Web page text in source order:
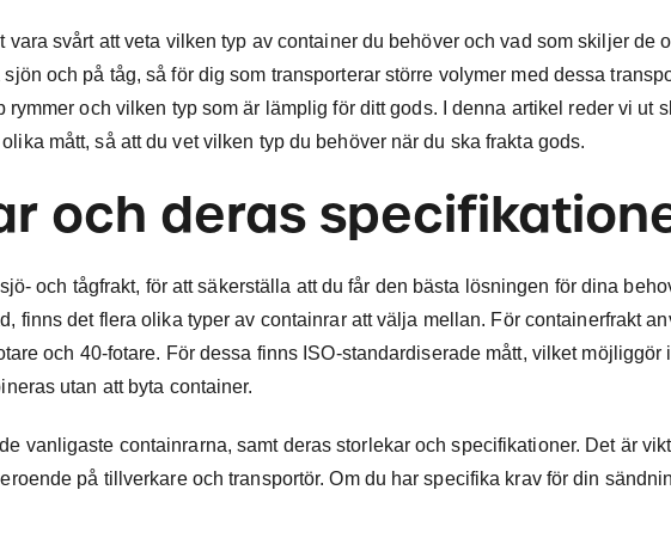
vara svårt att veta vilken typ av container du behöver och vad som skiljer de
och på tåg, så för dig som transporterar större volymer med dessa
rymmer och vilken typ som är lämplig för ditt gods. I denna artikel reder vi ut
mått, så att du vet vilken typ du behöver när du ska frakta gods.
och deras
och tågfrakt, för att säkerställa att du får den bästa lösningen för dina
finns det flera olika typer av containrar att välja mellan. För containerfrakt
och 40-fotare. För dessa finns ISO-standardiserade mått, vilket möjliggör
utan att byta container.
vanligaste containrarna, samt deras storlekar och specifikationer. Det är
på tillverkare och transportör. Om du har specifika krav för din